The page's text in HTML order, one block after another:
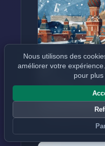
Comment
Nous utilisons des
améliorer votre
pour